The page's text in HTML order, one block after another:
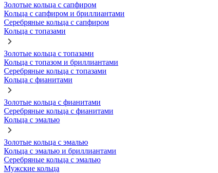
Золотые кольца с сапфиром
Кольца с сапфиром и бриллиантами
Серебряные кольца с сапфиром
Кольца с топазами
Золотые кольца с топазами
Кольца с топазом и бриллиантами
Серебряные кольца с топазами
Кольца с фианитами
Золотые кольца с фианитами
Серебряные кольца с фианитами
Кольца с эмалью
Золотые кольца с эмалью
Кольца с эмалью и бриллиантами
Серебряные кольца с эмалью
Мужские кольца